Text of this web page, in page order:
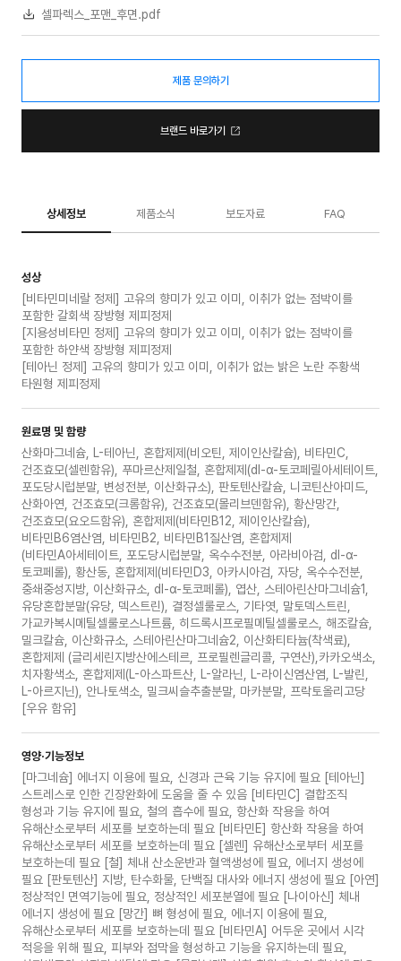
셀파렉스_포맨_후면.pdf
제품 문의하기
브랜드 바로가기
상세정보 제품소식 보도자료 FAQ
성상
[비타민미네랄 정제] 고유의 향미가 있고 이미, 이취가 없는 점박이를
포함한 갈회색 장방형 제피정제
[지용성비타민 정제] 고유의 향미가 있고 이미, 이취가 없는 점박이를
포함한 하얀색 장방형 제피정제
[테아닌 정제] 고유의 향미가 있고 이미, 이취가 없는 밝은 노란 주황색
타원형 제피정제
원료명 및 함량
산화마그네슘, L-테아닌, 혼합제제(비오틴, 제이인산칼슘), 비타민C,
건조효모(셀렌함유), 푸마르산제일철, 혼합제제(dl-α-토코페릴아세테이트,
포도당시럽분말, 변성전분, 이산화규소), 판토텐산칼슘, 니코틴산아미드,
산화아연, 건조효모(크롬함유), 건조효모(몰리브덴함유), 황산망간,
건조효모(요오드함유), 혼합제제(비타민B12, 제이인산칼슘),
비타민B6염산염, 비타민B2, 비타민B1질산염, 혼합제제
(비타민A아세테이트, 포도당시럽분말, 옥수수전분, 아라비아검, dl-α-
토코페롤), 황산동, 혼합제제(비타민D3, 아카시아검, 자당, 옥수수전분,
중쇄중성지방, 이산화규소, dl-α-토코페롤), 엽산, 스테아린산마그네슘1,
유당혼합분말(유당, 덱스트린), 결정셀룰로스, 기타엿, 말토덱스트린,
가교카복시메틸셀룰로스나트륨, 히드록시프로필메틸셀룰로스, 해조칼슘,
밀크칼슘, 이산화규소, 스테아린산마그네슘2, 이산화티타늄(착색료),
혼합제제 (글리세린지방산에스테르, 프로필렌글리콜, 구연산),카카오색소,
치자황색소, 혼합제제(L-아스파트산, L-알라닌, L-라이신염산염, L-발린,
L-아르지닌), 안나토색소, 밀크씨슬추출분말, 마카분말, 프락토올리고당
[우유 함유]
영양·기능정보
[마그네슘] 에너지 이용에 필요, 신경과 근육 기능 유지에 필요 [테아닌]
스트레스로 인한 긴장완화에 도움을 줄 수 있음 [비타민C] 결합조직
형성과 기능 유지에 필요, 철의 흡수에 필요, 항산화 작용을 하여
유해산소로부터 세포를 보호하는데 필요 [비타민E] 항산화 작용을 하여
유해산소로부터 세포를 보호하는데 필요 [셀렌] 유해산소로부터 세포를
보호하는데 필요 [철] 체내 산소운반과 혈액생성에 필요, 에너지 생성에
필요 [판토텐산] 지방, 탄수화물, 단백질 대사와 에너지 생성에 필요 [아연]
정상적인 면역기능에 필요, 정상적인 세포분열에 필요 [나이아신] 체내
에너지 생성에 필요 [망간] 뼈 형성에 필요, 에너지 이용에 필요,
유해산소로부터 세포를 보호하는데 필요 [비타민A] 어두운 곳에서 시각
적응을 위해 필요, 피부와 점막을 형성하고 기능을 유지하는데 필요,